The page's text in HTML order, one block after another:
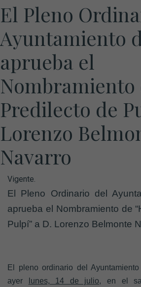
El Pleno
Ayuntamiento
aprueba el
Nombramiento
Predilecto de
Lorenzo
Navarro
Vigente.
El Pleno Ordinario del
aprueba el Nombramiento de
Pulpí” a D. Lorenzo Belmonte
El pleno ordinario del
ayer
lunes, 14 de julio, en el